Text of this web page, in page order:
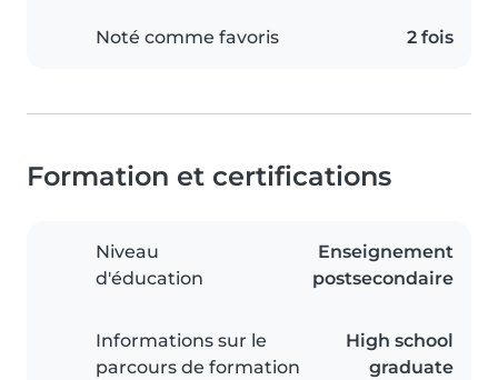
Noté comme favoris 2 fois
Formation et certifications
Niveau
d'éducation
Enseignement
postsecondaire
Informations sur le
parcours de formation
High school
graduate